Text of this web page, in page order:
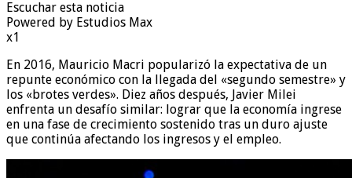
Escuchar esta noticia
Powered by Estudios Max
x1
En 2016, Mauricio Macri popularizó la expectativa de un
repunte económico con la llegada del «segundo semestre» y
los «brotes verdes». Diez años después, Javier Milei
enfrenta un desafío similar: lograr que la economía ingrese
en una fase de crecimiento sostenido tras un duro ajuste
que continúa afectando los ingresos y el empleo.